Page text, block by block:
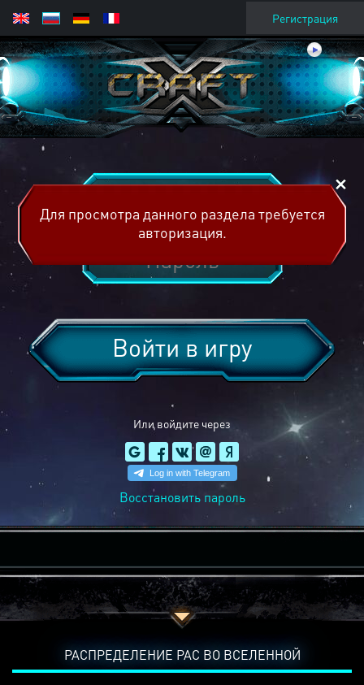
Регистрация
Или войдите через
Войти в игру
Восстановить пароль
Для просмотра данного раздела требуется
авторизация.
РАСПРЕДЕЛЕНИЕ РАС ВО ВСЕЛЕННОЙ